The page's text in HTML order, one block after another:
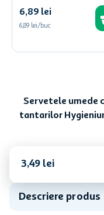
6,89 lei
6,89 lei/buc
Servetele umede
tantarilor
3,49 lei
Descriere produs